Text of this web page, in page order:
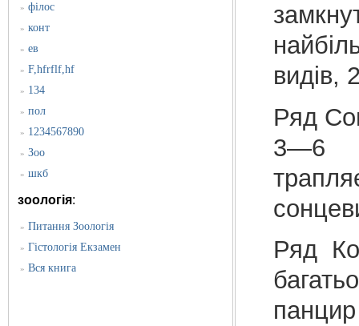
» філос
» конт
» ев
» F,hfrflf,hf
» 134
» пол
» 1234567890
» Зоо
» шкб
зоологія:
» Питання Зоологія
» Гістологія Екзамен
» Вся книга
видів,
Ряд
3―6
Ряд